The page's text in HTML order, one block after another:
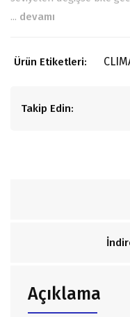
... devamı
Ürün Etiketleri:
Takip Edin:
Açıklama